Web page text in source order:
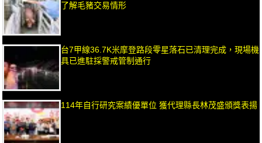
了解毛豬交易情形
台7甲線36.7K米摩登路段零星落石已清理完成，現場機
具已進駐採警戒管制通行
114年自行研究案績優單位 獲代理縣長林茂盛頒獎表揚